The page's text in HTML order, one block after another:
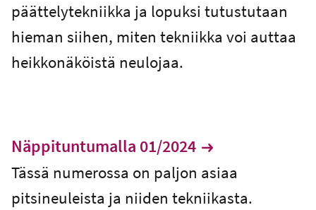
päättelytekniikka ja lopuksi tutustutaan
hieman siihen, miten tekniikka voi auttaa
heikkonäköistä neulojaa.
Näppituntumalla 01/2024
Tässä numerossa on paljon asiaa
pitsineuleista ja niiden tekniikasta.